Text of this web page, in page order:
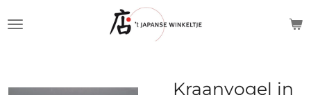
Kraanvogel in